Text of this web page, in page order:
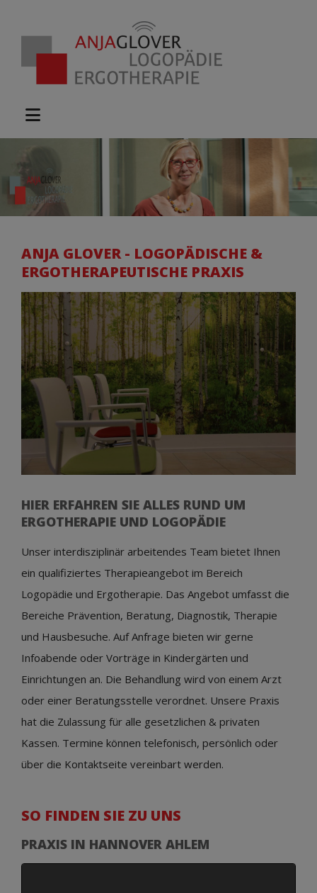
ANJA GLOVER - LOGOPÄDISCHE &
ERGOTHERAPEUTISCHE PRAXIS
HIER ERFAHREN SIE ALLES RUND UM
ERGOTHERAPIE UND LOGOPÄDIE
Unser interdisziplinär arbeitendes Team bietet Ihnen
ein qualifiziertes Therapieangebot im Bereich
Logopädie und Ergotherapie. Das Angebot umfasst die
Bereiche Prävention, Beratung, Diagnostik, Therapie
und Hausbesuche. Auf Anfrage bieten wir gerne
Infoabende oder Vorträge in Kindergärten und
Einrichtungen an. Die Behandlung wird von einem Arzt
oder einer Beratungsstelle verordnet. Unsere Praxis
hat die Zulassung für alle gesetzlichen & privaten
Kassen. Termine können telefonisch, persönlich oder
über die Kontaktseite vereinbart werden.
SO FINDEN SIE ZU UNS
PRAXIS IN HANNOVER AHLEM